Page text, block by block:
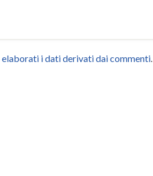
elaborati i dati derivati dai commenti.